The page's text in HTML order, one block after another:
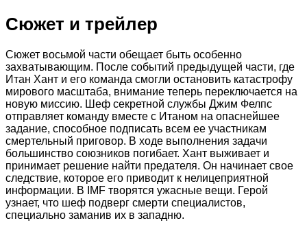
Сюжет и трейлер
Сюжет восьмой части обещает быть особенно
захватывающим. После событий предыдущей части, где
Итан Хант и его команда смогли остановить катастрофу
мирового масштаба, внимание теперь переключается на
новую миссию. Шеф секретной службы Джим Фелпс
отправляет команду вместе с Итаном на опаснейшее
задание, способное подписать всем ее участникам
смертельный приговор. В ходе выполнения задачи
большинство союзников погибает. Хант выживает и
принимает решение найти предателя. Он начинает свое
следствие, которое его приводит к нелицеприятной
информации. В IMF творятся ужасные вещи. Герой
узнает, что шеф подверг смерти специалистов,
специально заманив их в западню.